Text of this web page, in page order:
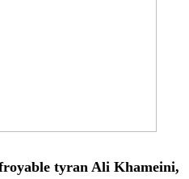
tyran Ali Khameini,